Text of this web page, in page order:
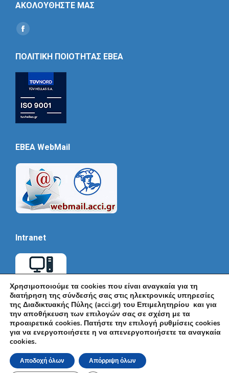
ΑΚΟΛΟΥΘΗΣΤΕ ΜΑΣ
Find us on:
Social
ΠΟΛΙΤΙΚΗ ΠΟΙΟΤΗΤΑΣ ΕΒΕΑ
EBEA WebMail
Intranet
© Εμπορικό και Βιομηχανικό Επιμελητήριο Αθηνών 2026 |
Ακαδημίας 7, ΤΚ: 10671, Αθήνα, Τηλ: +30 210 3604815, e-mail:
info@acci.gr
Όροι Χρήσης|Πολιτική Ασφάλειας|Πολιτική Απορρήτου
Χρησιμοποιούμε τα cookies που είναι αναγκαία για τη
διατήρηση της σύνδεσής σας στις ηλεκτρονικές υπηρεσίες
της Διαδικτυακής Πύλης (acci.gr) του Επιμελητηρίου και για
την αποθήκευση των επιλογών σας σε σχέση με τα
προαιρετικά cookies. Πατήστε την επιλογή ρυθμίσεις cookies
για να ενεργοποιήσετε η να απενεργοποιήσετε τα αναγκαία
cookies.
Αποδοχή όλων Απόρριψη όλων